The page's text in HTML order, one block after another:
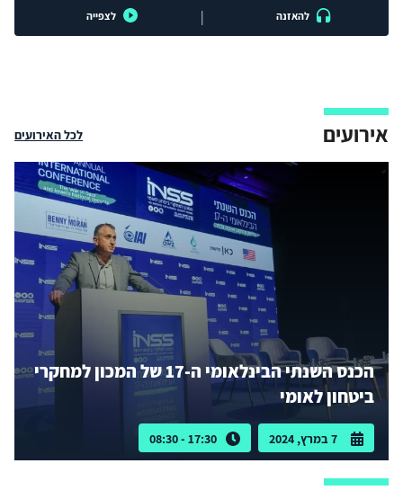
להאזנה | לצפייה
אירועים לכל האירועים
הכנס השנתי הבינלאומי ה-17 של המכון למחקרי
ביטחון לאומי
17:30 - 08:30